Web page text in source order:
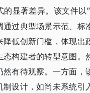
的显著差异。该文件以
通过典型场景示范、标
降低创新门槛，体现出
态构建者的转型意图。
然有待观察。一方面，
设计，如尚未系统引